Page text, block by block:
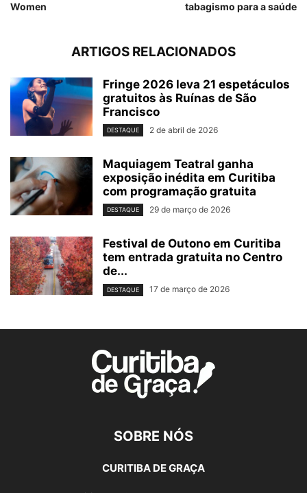
Women
tabagismo para a saúde
ARTIGOS RELACIONADOS
Fringe 2026 leva 21 espetáculos
gratuitos às Ruínas de São
Francisco
DESTAQUE 2 de abril de 2026
Maquiagem Teatral ganha
exposição inédita em Curitiba
com programação gratuita
DESTAQUE 29 de março de 2026
Festival de Outono em Curitiba
tem entrada gratuita no Centro
de...
DESTAQUE 17 de março de 2026
SOBRE NÓS
CURITIBA DE GRAÇA